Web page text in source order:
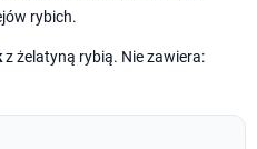
rybich.
z żelatyną rybią. Nie zawiera: